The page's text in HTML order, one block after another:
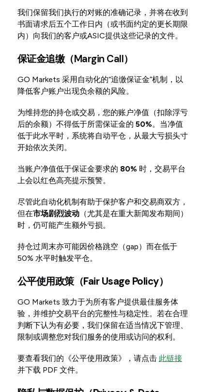
我们保留我们执行的对账的准确记录，并将在收到
书面请求后五个工作日内（或书面约定的更长期限
内）向我们的客户或ASIC提供这些记录的文件。
保证金追缴（Margin Call）
GO Markets 采用自动化的“追缴保证金”机制，以
降低客户账户出现负余额的风险。
为维持您的持仓或交易，您的账户净值（扣除浮亏
后的余额）不得低于所需保证金的 50%。当净值
低于此水平时，系统将自动平仓，从最大亏损头寸
开始依次关闭。
当账户净值低于保证金要求的 80% 时，交易平台
上会以红色高亮提示预警。
尽管此自动化机制有助于保护客户和交易商双方，
但在市场剧烈波动（尤其是在重大新闻发布期间）
时，仍可能产生额外亏损。
持仓过周末亦可能因价格跳空（gap）而在低于
50% 水平时触发平仓。
公平使用政策（Fair Usage Policy）
GO Markets 致力于为所有客户提供最佳服务体
验，并维护交易平台的完整性与稳定性。若在合理
判断下认为有必要，我们保留在适当情况下管理、
限制或调整您对我们服务的使用或访问的权利。
要查看我们的《公平使用政策》，请点击 此链接
并下载 PDF 文件。